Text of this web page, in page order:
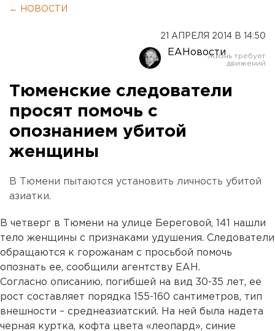
← НОВОСТИ
21 АПРЕЛЯ 2014 В 14:50
ЕАНовости
Тюменские следователи
просят помочь с
опознанием убитой
женщины
В Тюмени пытаются установить личность убитой
азиатки.
В четверг в Тюмени на улице Береговой, 141 нашли
тело женщины с признаками удушения. Следователи
обращаются к горожанам с просьбой помочь
опознать ее, сообщили агентству ЕАН.
Согласно описанию, погибшей на вид 30-35 лет, ее
рост составляет порядка 155-160 сантиметров, тип
внешности – среднеазиатский. На ней была надета
черная куртка, кофта цвета «леопард», синие